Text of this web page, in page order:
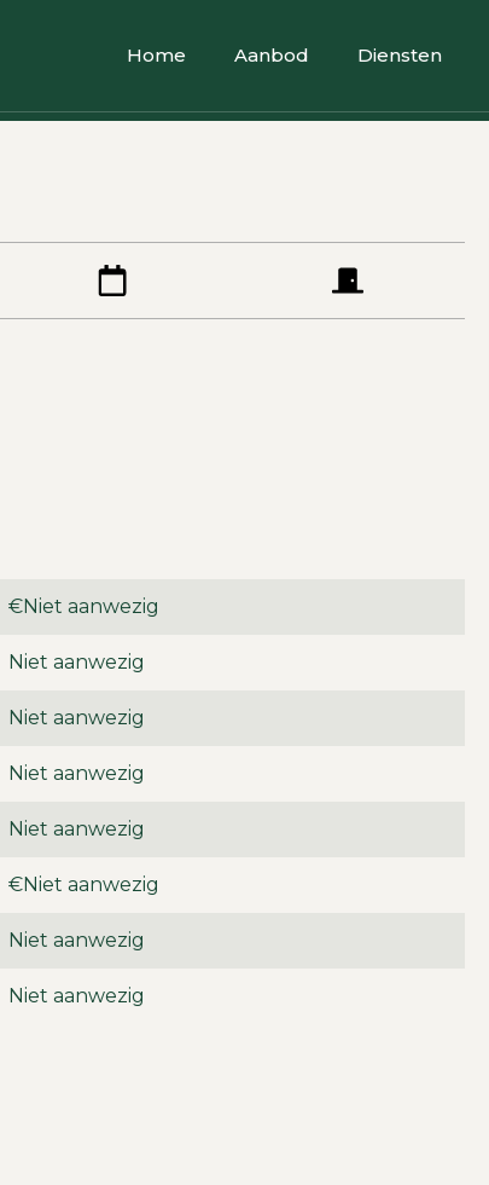
Home Aanbod Diensten
€Niet aanwezig
Niet aanwezig
Niet aanwezig
Niet aanwezig
Niet aanwezig
€Niet aanwezig
Niet aanwezig
Niet aanwezig